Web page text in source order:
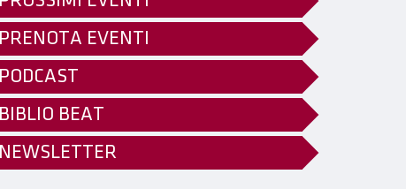
PRENOTA EVENTI
PODCAST
BIBLIO BEAT
NEWSLETTER